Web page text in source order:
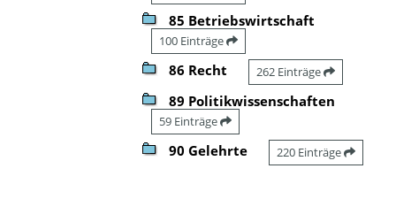
85 Betriebswirtschaft
100 Einträge
86 Recht 262 Einträge
89 Politikwissenschaften
59 Einträge
90 Gelehrte 220 Einträge